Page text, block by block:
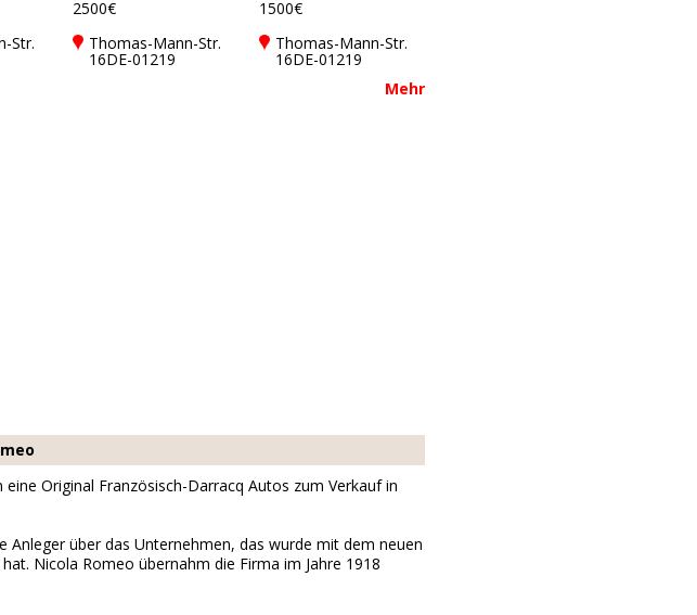
Str.
2500€
Thomas-Mann-Str.
16DE-01219
1500€
Thomas-Mann-Str.
16DE-01219
Mehr
Original Französisch-Darracq Autos zum Verkauf in
über das Unternehmen, das wurde mit dem neuen
Nicola Romeo übernahm die Firma im Jahre 1918